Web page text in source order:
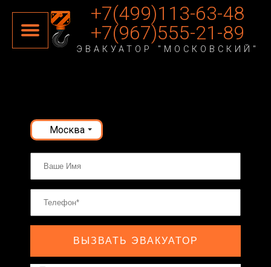
+7(499)113-63-48
+7(967)555-21-89
ЭВАКУАТОР "МОСКОВСКИЙ"
Москва
ВЫЗВАТЬ ЭВАКУАТОР